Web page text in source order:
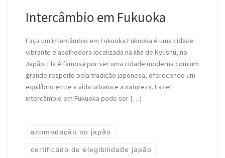
Intercâmbio em Fukuoka
Faça um intercâmbio em Fukuoka Fukuoka é uma cidade
vibrante e acolhedora localizada na ilha de Kyushu, no
Japão. Ela é famosa por ser uma cidade moderna com um
grande respeito pela tradição japonesa, oferecendo um
equilíbrio entre a vida urbana e a natureza. Fazer
intercâmbio em Fukuoka pode ser […]
acomodação no japão
certificado de elegibilidade japão